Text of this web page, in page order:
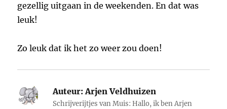
gezellig uitgaan in de weekenden. En dat was
leuk!
Zo leuk dat ik het zo weer zou doen!
Auteur:Arjen Veldhuizen
Schrijverijtjes van Muis: Hallo, ik ben Arjen